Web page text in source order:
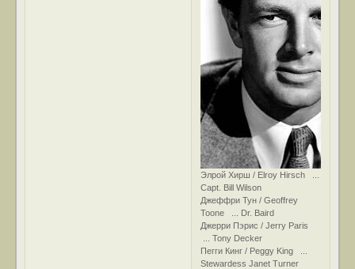
Элрой Хирш / Elroy Hirsch ...
Capt. Bill Wilson
Джеффри Тун / Geoffrey
Toone ... Dr. Baird
Джерри Пэрис / Jerry Paris
... Tony Decker
Пегги Кинг / Peggy King ...
Stewardess Janet Turner